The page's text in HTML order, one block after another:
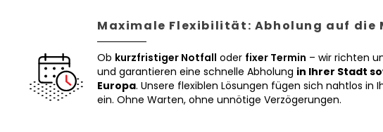
Maximale Flexibilität: Abholung auf die
Ob kurzfristiger Notfall oder fixer Termin – wir richten
und garantieren eine schnelle Abholung in Ihrer Stadt
Europa. Unsere flexiblen Lösungen fügen sich nahtlos in
ein. Ohne Warten, ohne unnötige Verzögerungen.